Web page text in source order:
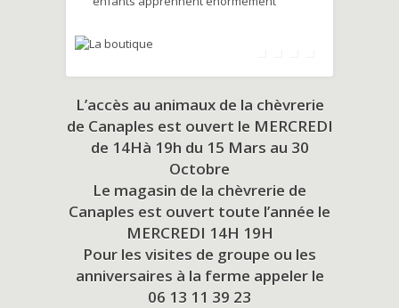
L’accès au animaux de la chèvrerie
de Canaples est ouvert le MERCREDI
de 14Hà 19h du 15 Mars au 30
Octobre
Le magasin de la chèvrerie de
Canaples est ouvert toute l’année le
MERCREDI 14H 19H
Pour les visites de groupe ou les
anniversaires à la ferme appeler le
06 13 11 39 23